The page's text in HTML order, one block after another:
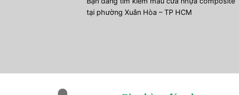
tại phường Xuân Hòa – TP HCM